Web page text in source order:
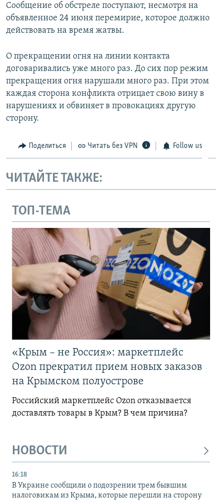
Сообщение об обстреле поступают, несмотря на
объявленное 24 июня перемирие, которое должно
действовать на время жатвы.
О прекращении огня на линии контакта
договаривались уже много раз. До сих пор режим
прекращения огня нарушали много раз. При этом
каждая сторона конфликта отрицает свою вину в
нарушениях и обвиняет в провокациях другую
сторону.
Поделиться Читать без VPN Follow us
ЧИТАЙТЕ ТАКЖЕ:
ТОП-ТЕМА
«Крым – не Россия»: маркетплейс
Ozon прекратил прием новых заказов
на Крымском полуострове
Российский маркетплейс Ozon отказывается
доставлять товары в Крым? В чем причина?
НОВОСТИ
16:18
В Украине сообщили о подозрении трем бывшим
налоговикам из Крыма, которые перешли на сторону